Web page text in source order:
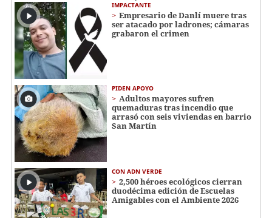
IMPACTANTE
Empresario de Danlí muere tras
ser atacado por ladrones; cámaras
grabaron el crimen
PIDEN APOYO
Adultos mayores sufren
quemaduras tras incendio que
arrasó con seis viviendas en barrio
San Martín
CON ADN VERDE
2,500 héroes ecológicos cierran
duodécima edición de Escuelas
Amigables con el Ambiente 2026